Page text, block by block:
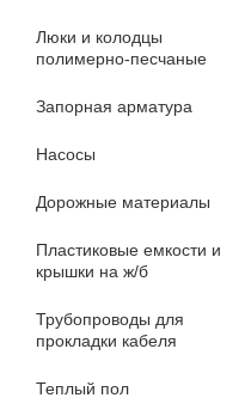
Люки и колодцы
полимерно-песчаные
Запорная арматура
Насосы
Дорожные материалы
Пластиковые емкости и
крышки на ж/б
Трубопроводы для
прокладки кабеля
Теплый пол